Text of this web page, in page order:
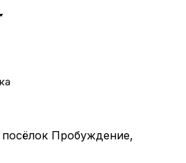
Пробуждение,